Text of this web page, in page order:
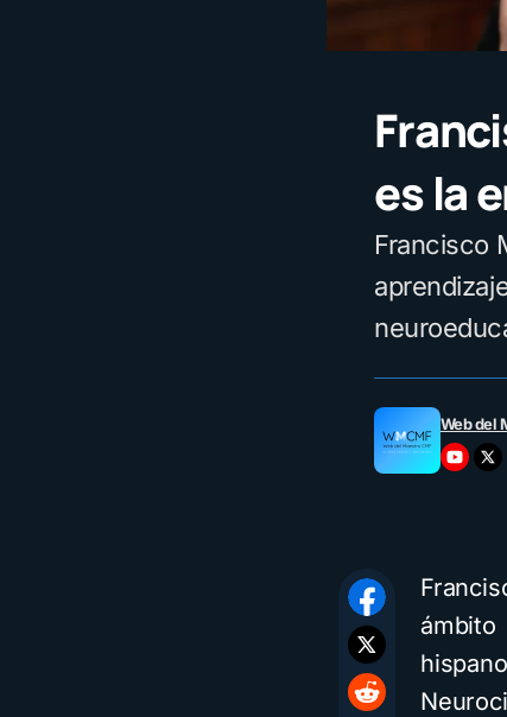
es la
Francisco
Web del